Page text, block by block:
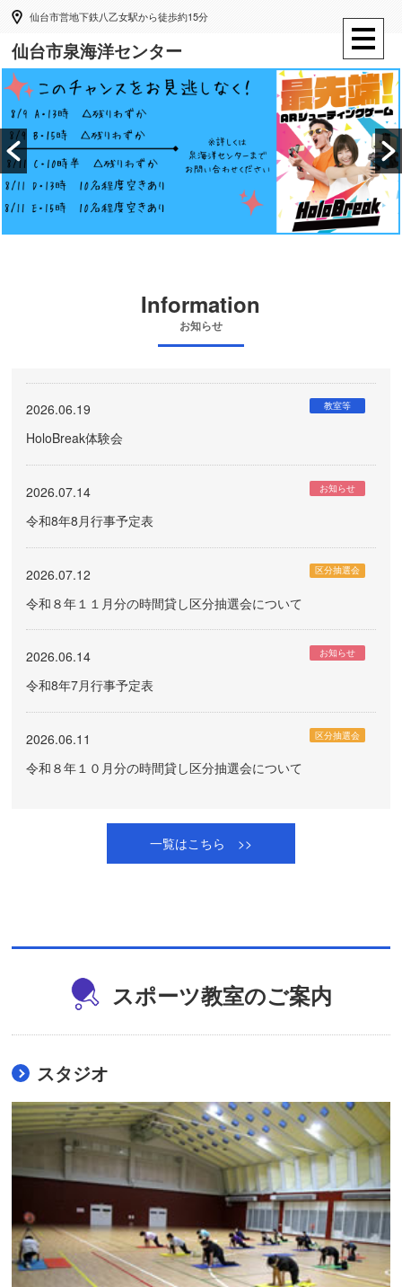
仙台市営地下鉄八乙女駅から徒歩約15分
仙台市泉海洋センター
Information
お知らせ
2026.06.19 教室等
HoloBreak体験会
2026.07.14 お知らせ
令和8年8月行事予定表
2026.07.12 区分抽選会
令和８年１１月分の時間貸し区分抽選会について
2026.06.14 お知らせ
令和8年7月行事予定表
2026.06.11 区分抽選会
令和８年１０月分の時間貸し区分抽選会について
一覧はこちら >>
スポーツ教室のご案内
スタジオ